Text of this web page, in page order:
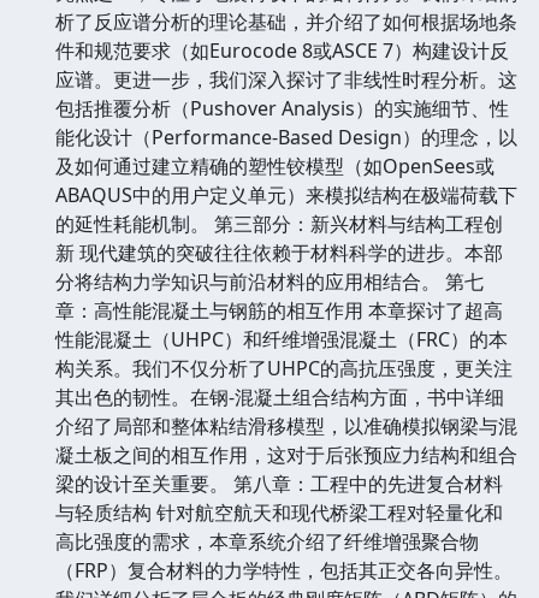
析了反应谱分析的理论基础，并介绍了如何根据场地条
件和规范要求（如Eurocode 8或ASCE 7）构建设计反
应谱。更进一步，我们深入探讨了非线性时程分析。这
包括推覆分析（Pushover Analysis）的实施细节、性
能化设计（Performance-Based Design）的理念，以
及如何通过建立精确的塑性铰模型（如OpenSees或
ABAQUS中的用户定义单元）来模拟结构在极端荷载下
的延性耗能机制。 第三部分：新兴材料与结构工程创
新 现代建筑的突破往往依赖于材料科学的进步。本部
分将结构力学知识与前沿材料的应用相结合。 第七
章：高性能混凝土与钢筋的相互作用 本章探讨了超高
性能混凝土（UHPC）和纤维增强混凝土（FRC）的本
构关系。我们不仅分析了UHPC的高抗压强度，更关注
其出色的韧性。在钢-混凝土组合结构方面，书中详细
介绍了局部和整体粘结滑移模型，以准确模拟钢梁与混
凝土板之间的相互作用，这对于后张预应力结构和组合
梁的设计至关重要。 第八章：工程中的先进复合材料
与轻质结构 针对航空航天和现代桥梁工程对轻量化和
高比强度的需求，本章系统介绍了纤维增强聚合物
（FRP）复合材料的力学特性，包括其正交各向异性。